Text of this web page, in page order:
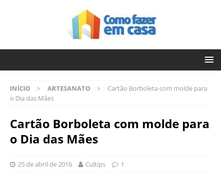
INÍCIO ARTESANATO
Cartão Borboleta com molde para
o Dia das Mães
Cartão Borboleta com molde para
o Dia das Mães
25 de abril de 2016 Cultips 1